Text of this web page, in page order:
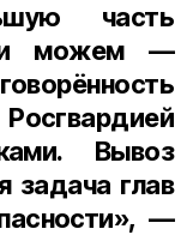
часть
можем —
Вывоз
задача глав
—